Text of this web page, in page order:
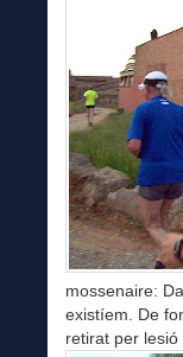
mossenaire:
existíem. De
retirat per lesió